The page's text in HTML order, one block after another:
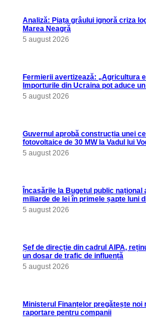
Analiză: Piața grâului ignoră criza
Marea Neagră
5 august 2026
Fermierii avertizează: „Agricultura
Importurile din Ucraina pot aduce
5 august 2026
Guvernul aprobă construcția unei
fotovoltaice de 30 MW la Vadul lui
5 august 2026
Încasările la Bugetul public național
miliarde de lei în primele șapte luni
5 august 2026
Șef de direcție din cadrul AIPA,
un dosar de trafic de influență
5 august 2026
Ministerul Finanțelor pregătește noi
raportare pentru companii